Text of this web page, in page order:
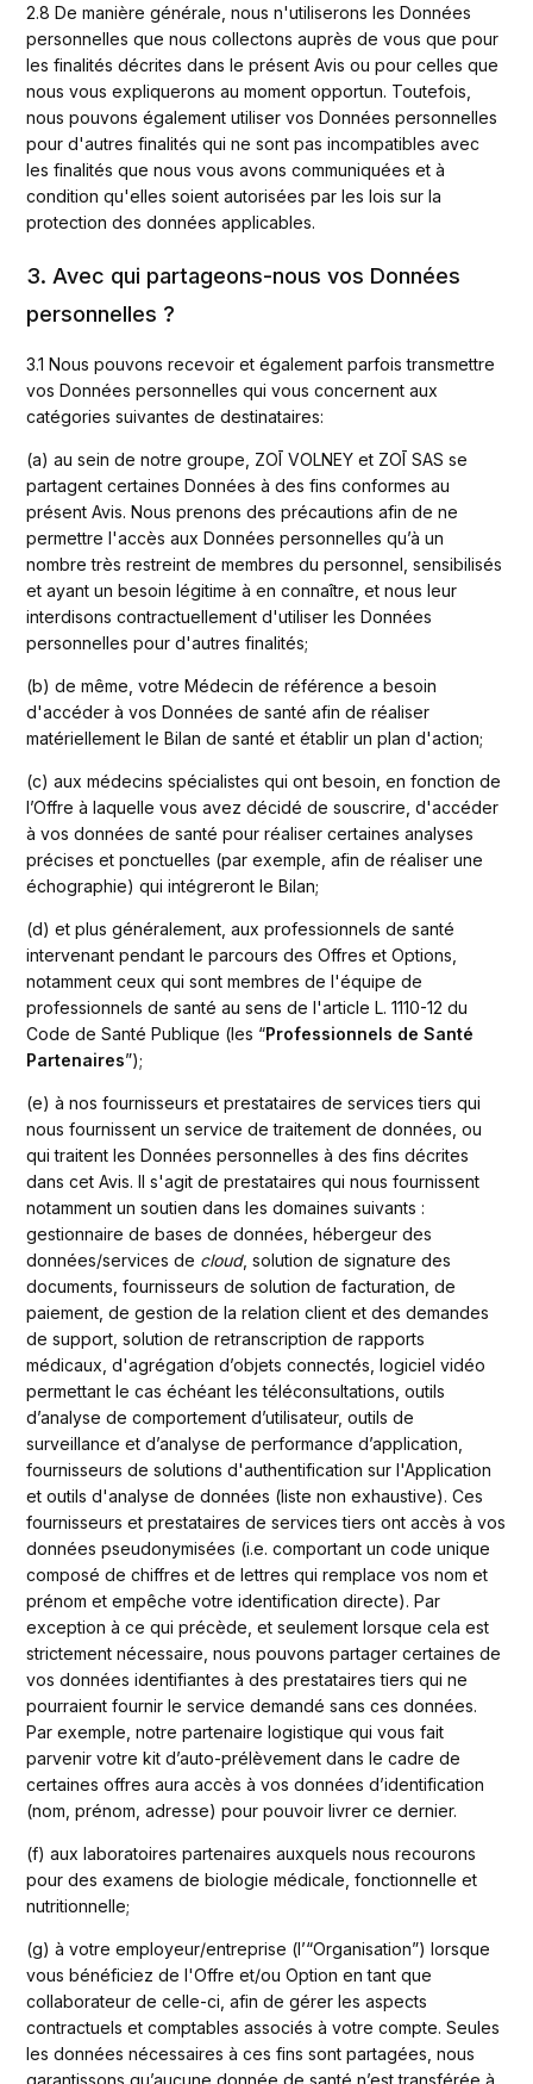
2.8 De manière générale, nous n'utiliserons les Données
personnelles que nous collectons auprès de vous que pour
les finalités décrites dans le présent Avis ou pour celles que
nous vous expliquerons au moment opportun. Toutefois,
nous pouvons également utiliser vos Données personnelles
pour d'autres finalités qui ne sont pas incompatibles avec
les finalités que nous vous avons communiquées et à
condition qu'elles soient autorisées par les lois sur la
protection des données applicables.
3. Avec qui partageons-nous vos Données
personnelles ?
3.1 Nous pouvons recevoir et également parfois transmettre
vos Données personnelles qui vous concernent aux
catégories suivantes de destinataires:
(a) au sein de notre groupe, ZOĪ VOLNEY et ZOĪ SAS se
partagent certaines Données à des fins conformes au
présent Avis. Nous prenons des précautions afin de ne
permettre l'accès aux Données personnelles qu’à un
nombre très restreint de membres du personnel, sensibilisés
et ayant un besoin légitime à en connaître, et nous leur
interdisons contractuellement d'utiliser les Données
personnelles pour d'autres finalités;
(b) de même, votre Médecin de référence a besoin
d'accéder à vos Données de santé afin de réaliser
matériellement le Bilan de santé et établir un plan d'action;
(c) aux médecins spécialistes qui ont besoin, en fonction de
l’Offre à laquelle vous avez décidé de souscrire, d'accéder
à vos données de santé pour réaliser certaines analyses
précises et ponctuelles (par exemple, afin de réaliser une
échographie) qui intégreront le Bilan;
(d) et plus généralement, aux professionnels de santé
intervenant pendant le parcours des Offres et Options,
notamment ceux qui sont membres de l'équipe de
professionnels de santé au sens de l'article L. 1110-12 du
Code de Santé Publique (les “Professionnels de Santé
Partenaires”);
(e) à nos fournisseurs et prestataires de services tiers qui
nous fournissent un service de traitement de données, ou
qui traitent les Données personnelles à des fins décrites
dans cet Avis. Il s'agit de prestataires qui nous fournissent
notamment un soutien dans les domaines suivants :
gestionnaire de bases de données, hébergeur des
données/services de cloud, solution de signature des
documents, fournisseurs de solution de facturation, de
paiement, de gestion de la relation client et des demandes
de support, solution de retranscription de rapports
médicaux, d'agrégation d’objets connectés, logiciel vidéo
permettant le cas échéant les téléconsultations, outils
d’analyse de comportement d’utilisateur, outils de
surveillance et d’analyse de performance d’application,
fournisseurs de solutions d'authentification sur l'Application
et outils d'analyse de données (liste non exhaustive). Ces
fournisseurs et prestataires de services tiers ont accès à vos
données pseudonymisées (i.e. comportant un code unique
composé de chiffres et de lettres qui remplace vos nom et
prénom et empêche votre identification directe). Par
exception à ce qui précède, et seulement lorsque cela est
strictement nécessaire, nous pouvons partager certaines de
vos données identifiantes à des prestataires tiers qui ne
pourraient fournir le service demandé sans ces données.
Par exemple, notre partenaire logistique qui vous fait
parvenir votre kit d’auto-prélèvement dans le cadre de
certaines offres aura accès à vos données d’identification
(nom, prénom, adresse) pour pouvoir livrer ce dernier.
(f) aux laboratoires partenaires auxquels nous recourons
pour des examens de biologie médicale, fonctionnelle et
nutritionnelle;
(g) à votre employeur/entreprise (l’“Organisation”) lorsque
vous bénéficiez de l'Offre et/ou Option en tant que
collaborateur de celle-ci, afin de gérer les aspects
contractuels et comptables associés à votre compte. Seules
les données nécessaires à ces fins sont partagées, nous
garantissons qu’aucune donnée de santé n’est transférée à